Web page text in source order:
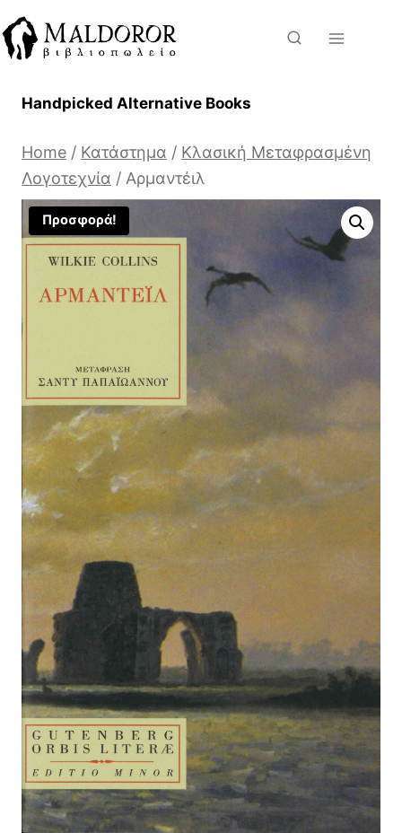
to
content
Handpicked Alternative Books
Home / Κατάστημα / Κλασική Μεταφρασμένη
Λογοτεχνία / Αρμαντέιλ
Προσφορά!